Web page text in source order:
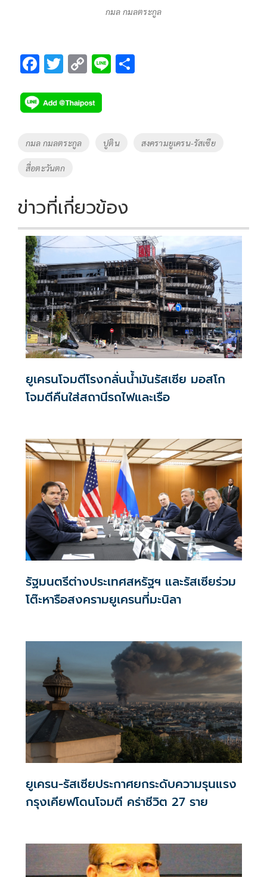
กมล กมลตระกูล
F
e
b
o
o
k
T
tt
er
C
p
y
Li
Tags
กมล กมลตระกูล ปูติน สงครามยูเครน-รัสเซีย
สื่อตะวันตก
ข่าวที่เกี่ยวข้อง
ยูเครนโจมตีโรงกลั่นน้ำมันรัสเซีย มอสโก
โจมตีคืนใส่สถานีรถไฟและเรือ
รัฐมนตรีต่างประเทศสหรัฐฯ และรัสเซียร่วม
โต๊ะหารือสงครามยูเครนที่มะนิลา
ยูเครน-รัสเซียประกาศยกระดับความรุนแรง
กรุงเคียฟโดนโจมตี คร่าชีวิต 27 ราย